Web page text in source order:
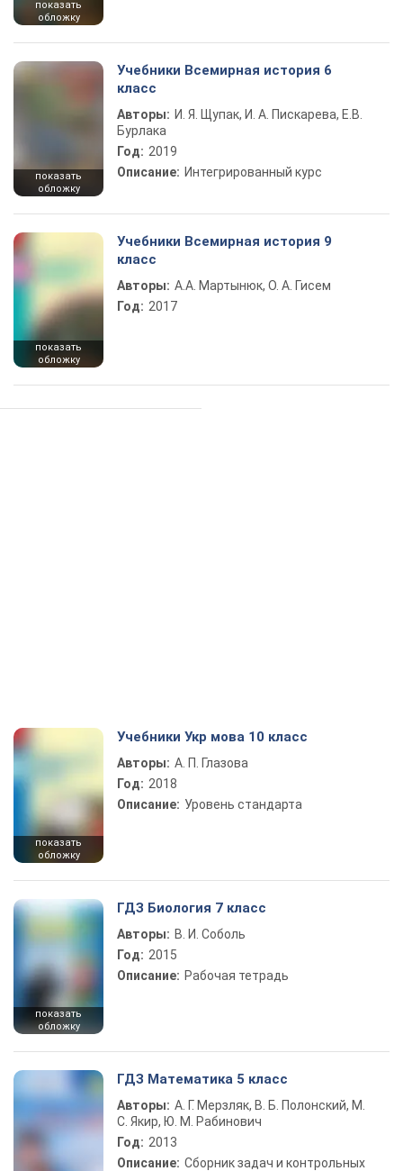
показать
обложку
показать
обложку
Учебники Всемирная история 6
класс
Авторы: И. Я. Щупак, И. А. Пискарева, Е.В.
Бурлака
Год: 2019
Описание: Интегрированный курс
показать
обложку
Учебники Всемирная история 9
класс
Авторы: А.А. Мартынюк, О. А. Гисем
Год: 2017
показать
обложку
Учебники Укр мова 10 класс
Авторы: А. П. Глазова
Год: 2018
Описание: Уровень стандарта
показать
обложку
ГДЗ Биология 7 класс
Авторы: В. И. Соболь
Год: 2015
Описание: Рабочая тетрадь
ГДЗ Математика 5 класс
Авторы: А. Г. Мерзляк, В. Б. Полонский, М.
С. Якир, Ю. М. Рабинович
Год: 2013
Описание: Сборник задач и контрольных